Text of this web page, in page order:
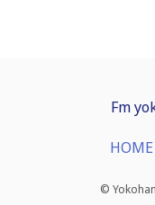
Fm
HOME
©